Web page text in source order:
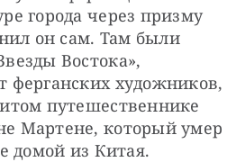
города через призму
он сам. Там были
Востока»,
ферганских художников,
путешественнике
Мартене, который умер
домой из Китая.